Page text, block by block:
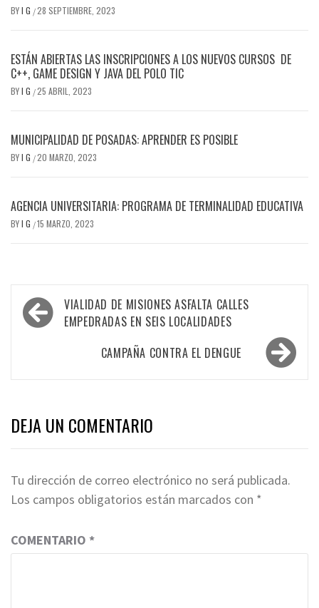
BYI G /28 SEPTIEMBRE, 2023
ESTÁN ABIERTAS LAS INSCRIPCIONES A LOS NUEVOS CURSOS DE
C++, GAME DESIGN Y JAVA DEL POLO TIC
BYI G /25 ABRIL, 2023
MUNICIPALIDAD DE POSADAS: APRENDER ES POSIBLE
BYI G /20 MARZO, 2023
AGENCIA UNIVERSITARIA: PROGRAMA DE TERMINALIDAD EDUCATIVA
BYI G /15 MARZO, 2023
Navegación
de
VIALIDAD DE MISIONES ASFALTA CALLES
EMPEDRADAS EN SEIS LOCALIDADES
CAMPAÑA CONTRA EL DENGUE
DEJA UN COMENTARIO
Tu dirección de correo electrónico no será publicada.
Los campos obligatorios están marcados con *
COMENTARIO *